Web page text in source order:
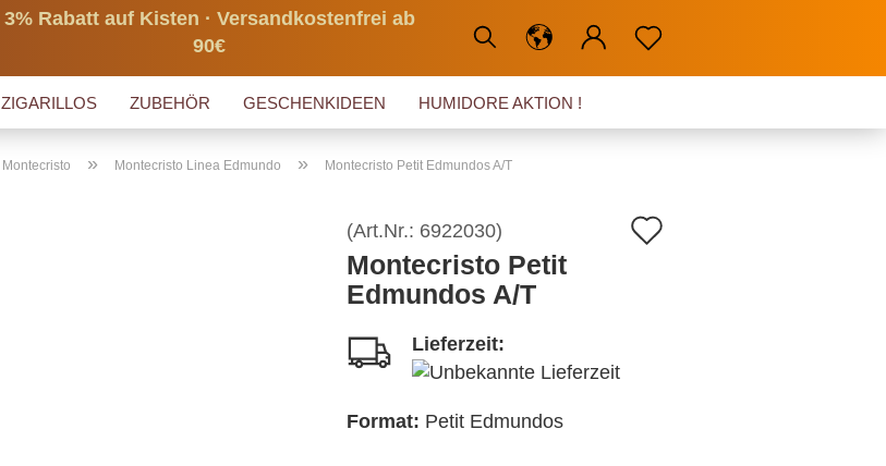
3% Rabatt auf Kisten · Versandkostenfrei ab
90€
ZIGARILLOS ZUBEHÖR GESCHENKIDEEN HUMIDORE AKTION !
Montecristo » Montecristo Linea Edmundo » Montecristo Petit Edmundos A/T
(Art.Nr.: 6922030)
Montecristo Petit
Edmundos A/T
Lieferzeit:
Format: Petit Edmundos